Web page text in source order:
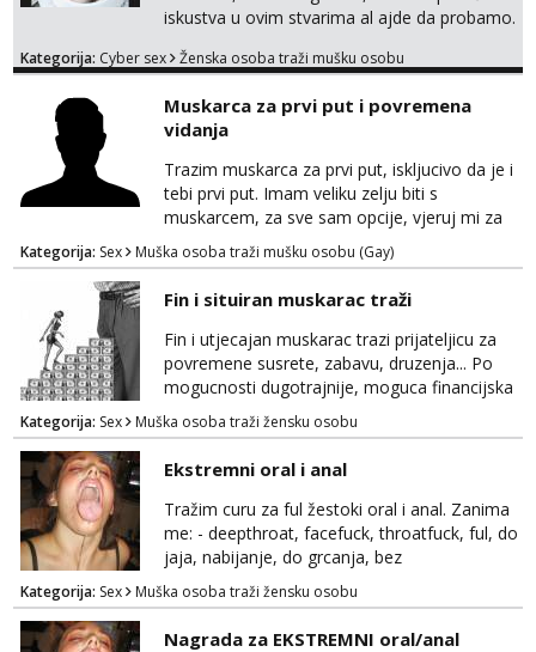
iskustva u ovim stvarima al ajde da probamo.
poslije kada se bolje znamo i videopoziv i
Idealno ne nešto jednokratno već
dogovoreno i na dulje vrijeme. Malo jesam
sramežljiva ali potrudit ću se da budeš
zadovoljan i da imaš nekog za svakodn...
Kategorija: Cyber sex Ženska osoba traži mušku osobu
Muskarca za prvi put i povremena
vidanja
Trazim muskarca za prvi put, iskljucivo da je i
tebi prvi put. Imam veliku zelju biti s
muskarcem, za sve sam opcije, vjeruj mi za
sve…pasiv/aktiv/pusenje/ najlonke…ako bude
dobro mozemo nastaviti povremena vidanja
uz maksimalnu diskreciju,sto bude u sobi
tamo i ostaje. Jace sam grade 180cm 110kg.
Ozenjen, uz dogovor o lokaciji i vremenu ja
rjesavam apartman/hotel. Odgovara mi cijela
kontinentalna...
Kategorija: Sex Muška osoba traži mušku osobu (Gay)
Fin i situiran muskarac traži
Fin i utjecajan muskarac trazi prijateljicu za
povremene susrete, zabavu, druzenja... Po
mogucnosti dugotrajnije, moguca financijska
potpora!
Kategorija: Sex Muška osoba traži žensku osobu
Ekstremni oral i anal
Tražim curu za ful žestoki oral i anal. Zanima
me: - deepthroat, facefuck, throatfuck, ful, do
jaja, nabijanje, do grcanja, bez
ograničavanja... - fisting (ili big insertions),
gaping, DAP/TAP, prolapse, sirenje... Ako
možeš nešto od toga i spremna si, javi se.
Kategorija: Sex Muška osoba traži žensku osobu
Nagrada za EKSTREMNI oral/anal